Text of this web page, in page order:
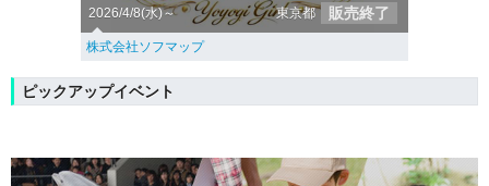
2026/4/8(水)～ 東京都 販売終了
株式会社ソフマップ
ピックアップイベント